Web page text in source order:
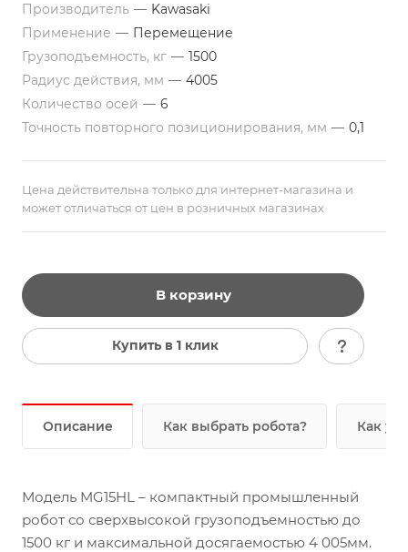
Производитель — Kawasaki
Применение — Перемещение
Грузоподъемность, кг — 1500
Радиус действия, мм — 4005
Количество осей — 6
Точность повторного позиционирования, мм — 0,1
Цена действительна только для интернет-магазина и
может отличаться от цен в розничных магазинах
В корзину
Купить в 1 клик
Описание Как выбрать робота? Как
Модель MG15HL – компактный промышленный
робот со сверхвысокой грузоподъемностью до
1500 кг и максимальной досягаемостью 4 005мм.